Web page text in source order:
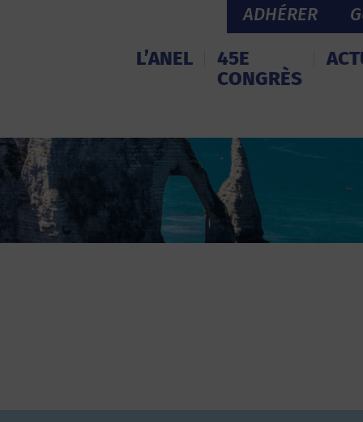
ADHÉRER
L’ANEL
45E
CONGRÈS